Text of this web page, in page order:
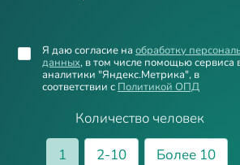
Количество человек
1
2-10
Более 10
Я даю согласие на обработку
данных, в том числе помощью сервиса
аналитики "Яндекс.Метрика", в
соответствии с Политикой ОПД